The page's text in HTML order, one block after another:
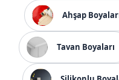
Ahşap
Tavan Boyaları